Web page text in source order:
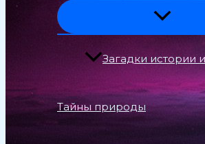
Загадки истории
Тайны природы